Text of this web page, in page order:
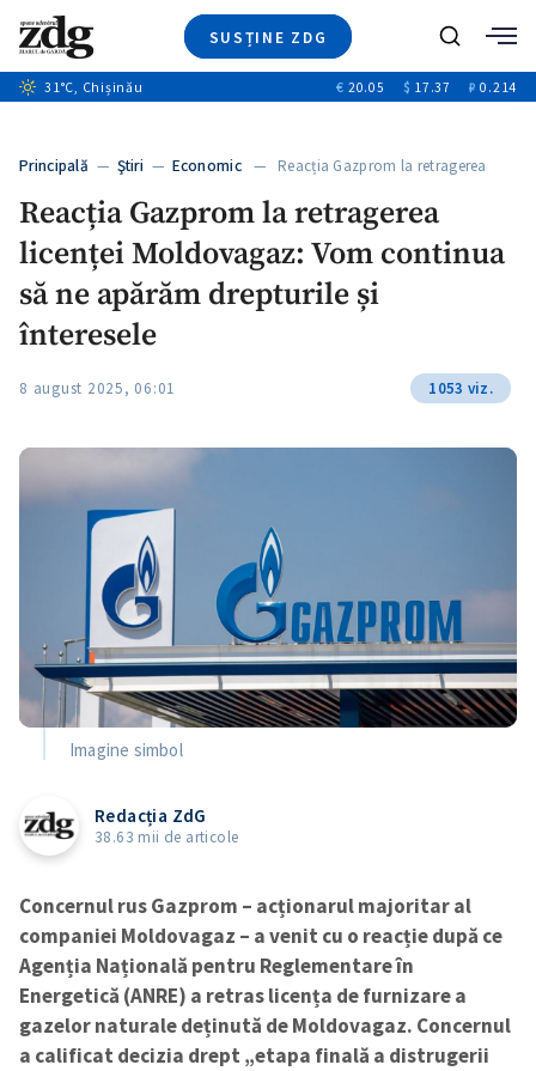
SUSȚINE ZDG
Ştiri
+12
Video
Special
Caută
31°C, Chișinău € 20.05 $ 17.37 ₽ 0.214
Principală — Ştiri — Economic— Reacția Gazprom la retragerea
Reacția Gazprom la retragerea
licenței Moldovagaz: Vom continua
să ne apărăm drepturile și
înteresele
8 august 2025, 06:01 1053 viz.
Imagine simbol
Redacția ZdG
38.63 mii de articole
Concernul rus Gazprom – acționarul majoritar al
companiei Moldovagaz – a venit cu o reacție după ce
Agenția Națională pentru Reglementare în
Energetică (ANRE) a retras licența de furnizare a
gazelor naturale deținută de Moldovagaz. Concernul
a calificat decizia drept „etapa finală a distrugerii